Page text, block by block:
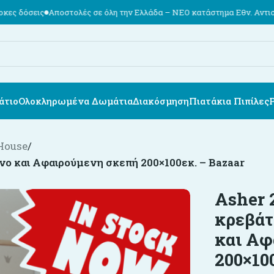
σε όλη την Ελλάδα – ΝΕΟ κατάστημα Εθν. Αντιστάσεως 74,
Ολοκληρωμένα ΔωμάτιαΔιακόσμησηΠιατάκια Πιπίλες
/
και Αφαιρούμενη σκεπή 200×100εκ. – Bazaar
Asher
και